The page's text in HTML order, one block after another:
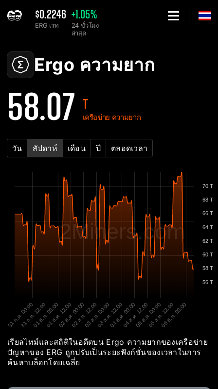
$0.2246
ERG เรท
+1.05%
24 ชั่วโมง
ล่าสุด
Ergo ERG แผนภูมิความยากของเครือข่าย - 2Miners
Ergo ความยาก
58.07 T
เครือข่าย ความยาก
วัน สัปดาห์ เดือน ปี ตลอดเวลา
2Miners.com
31 ก.ค. 00:00
31 ก.ค. 12:0001 ส.ค. 00:0001 ส.ค. 12:0002 ส.ค. 00:0002 ส.ค. 12:0003 ส.ค. 00:0003 ส.ค. 12:0004 ส.ค. 00:0004 ส.ค. 12:0005 ส.ค. 00:0005 ส.ค. 12:00
06 ส.ค. 00:00
56 T
58 T
60 T
62 T
64 T
66 T
68 T
70 T
เรียลไทม์และสถิติในอดีตบน Ergo ความยากของเครือข่าย
ปัญหาของ ERG ถูกปรับเป็นระยะฟังก์ชั่นของเวลาในการ
ค้นหาบล็อกโดยเฉลี่ย